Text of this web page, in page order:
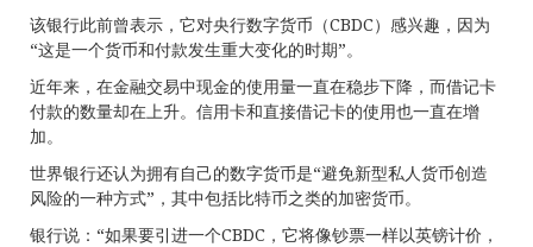
该银行此前曾表示，它对央行数字货币（CBDC）感兴趣，因为
“这是一个货币和付款发生重大变化的时期”。
近年来，在金融交易中现金的使用量一直在稳步下降，而借记卡
付款的数量却在上升。信用卡和直接借记卡的使用也一直在增
加。
世界银行还认为拥有自己的数字货币是“避免新型私人货币创造
风险的一种方式”，其中包括比特币之类的加密货币。
银行说：“如果要引进一个CBDC，它将像钞票一样以英镑计价，